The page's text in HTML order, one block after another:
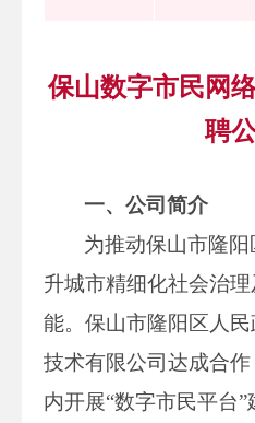
保山数字市民网
聘
一、公司简介
为推动保山市隆
升城市精细化社会治
能。保山市隆阳区人
技术有限公司达成合
内开展“数字市民平台